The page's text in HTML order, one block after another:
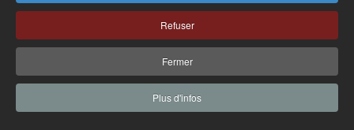
ASUS RNUC14RVHU700002I
Réf :RNUC14RVHU700002I
Refuser
Fermer
Plus d'infos